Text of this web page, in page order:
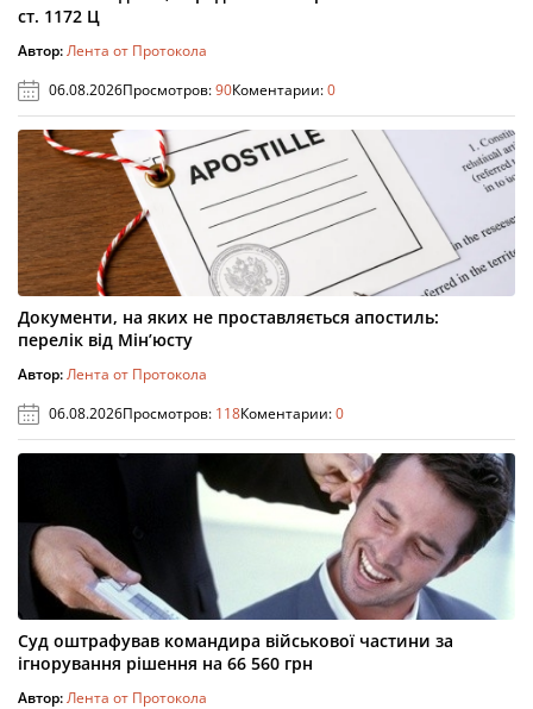
ст. 1172 Ц
Автор:Лента от Протокола
06.08.2026Просмотров:90Коментарии:0
Документи, на яких не проставляється апостиль:
перелік від Мін’юсту
Автор:Лента от Протокола
06.08.2026Просмотров: 118Коментарии:0
Суд оштрафував командира військової частини за
ігнорування рішення на 66 560 грн
Автор:Лента от Протокола